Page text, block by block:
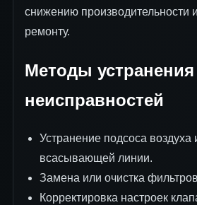
снижению производительности
ремонту.
Методы устранения
неисправностей
Устранение подсоса воздуха
всасывающей линии.
Замена или очистка
Корректировка настроек